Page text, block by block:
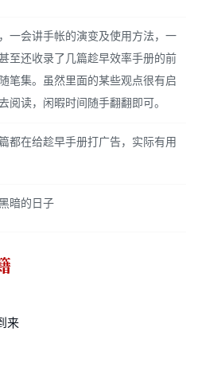
一会讲手帐的演变及使用方法，一
至还收录了几篇趁早效率手册的前
集。虽然里面的某些观点很有启
阅读，闲暇时间随手翻翻即可。
都在给趁早手册打广告，实际有用
暗的日子
来